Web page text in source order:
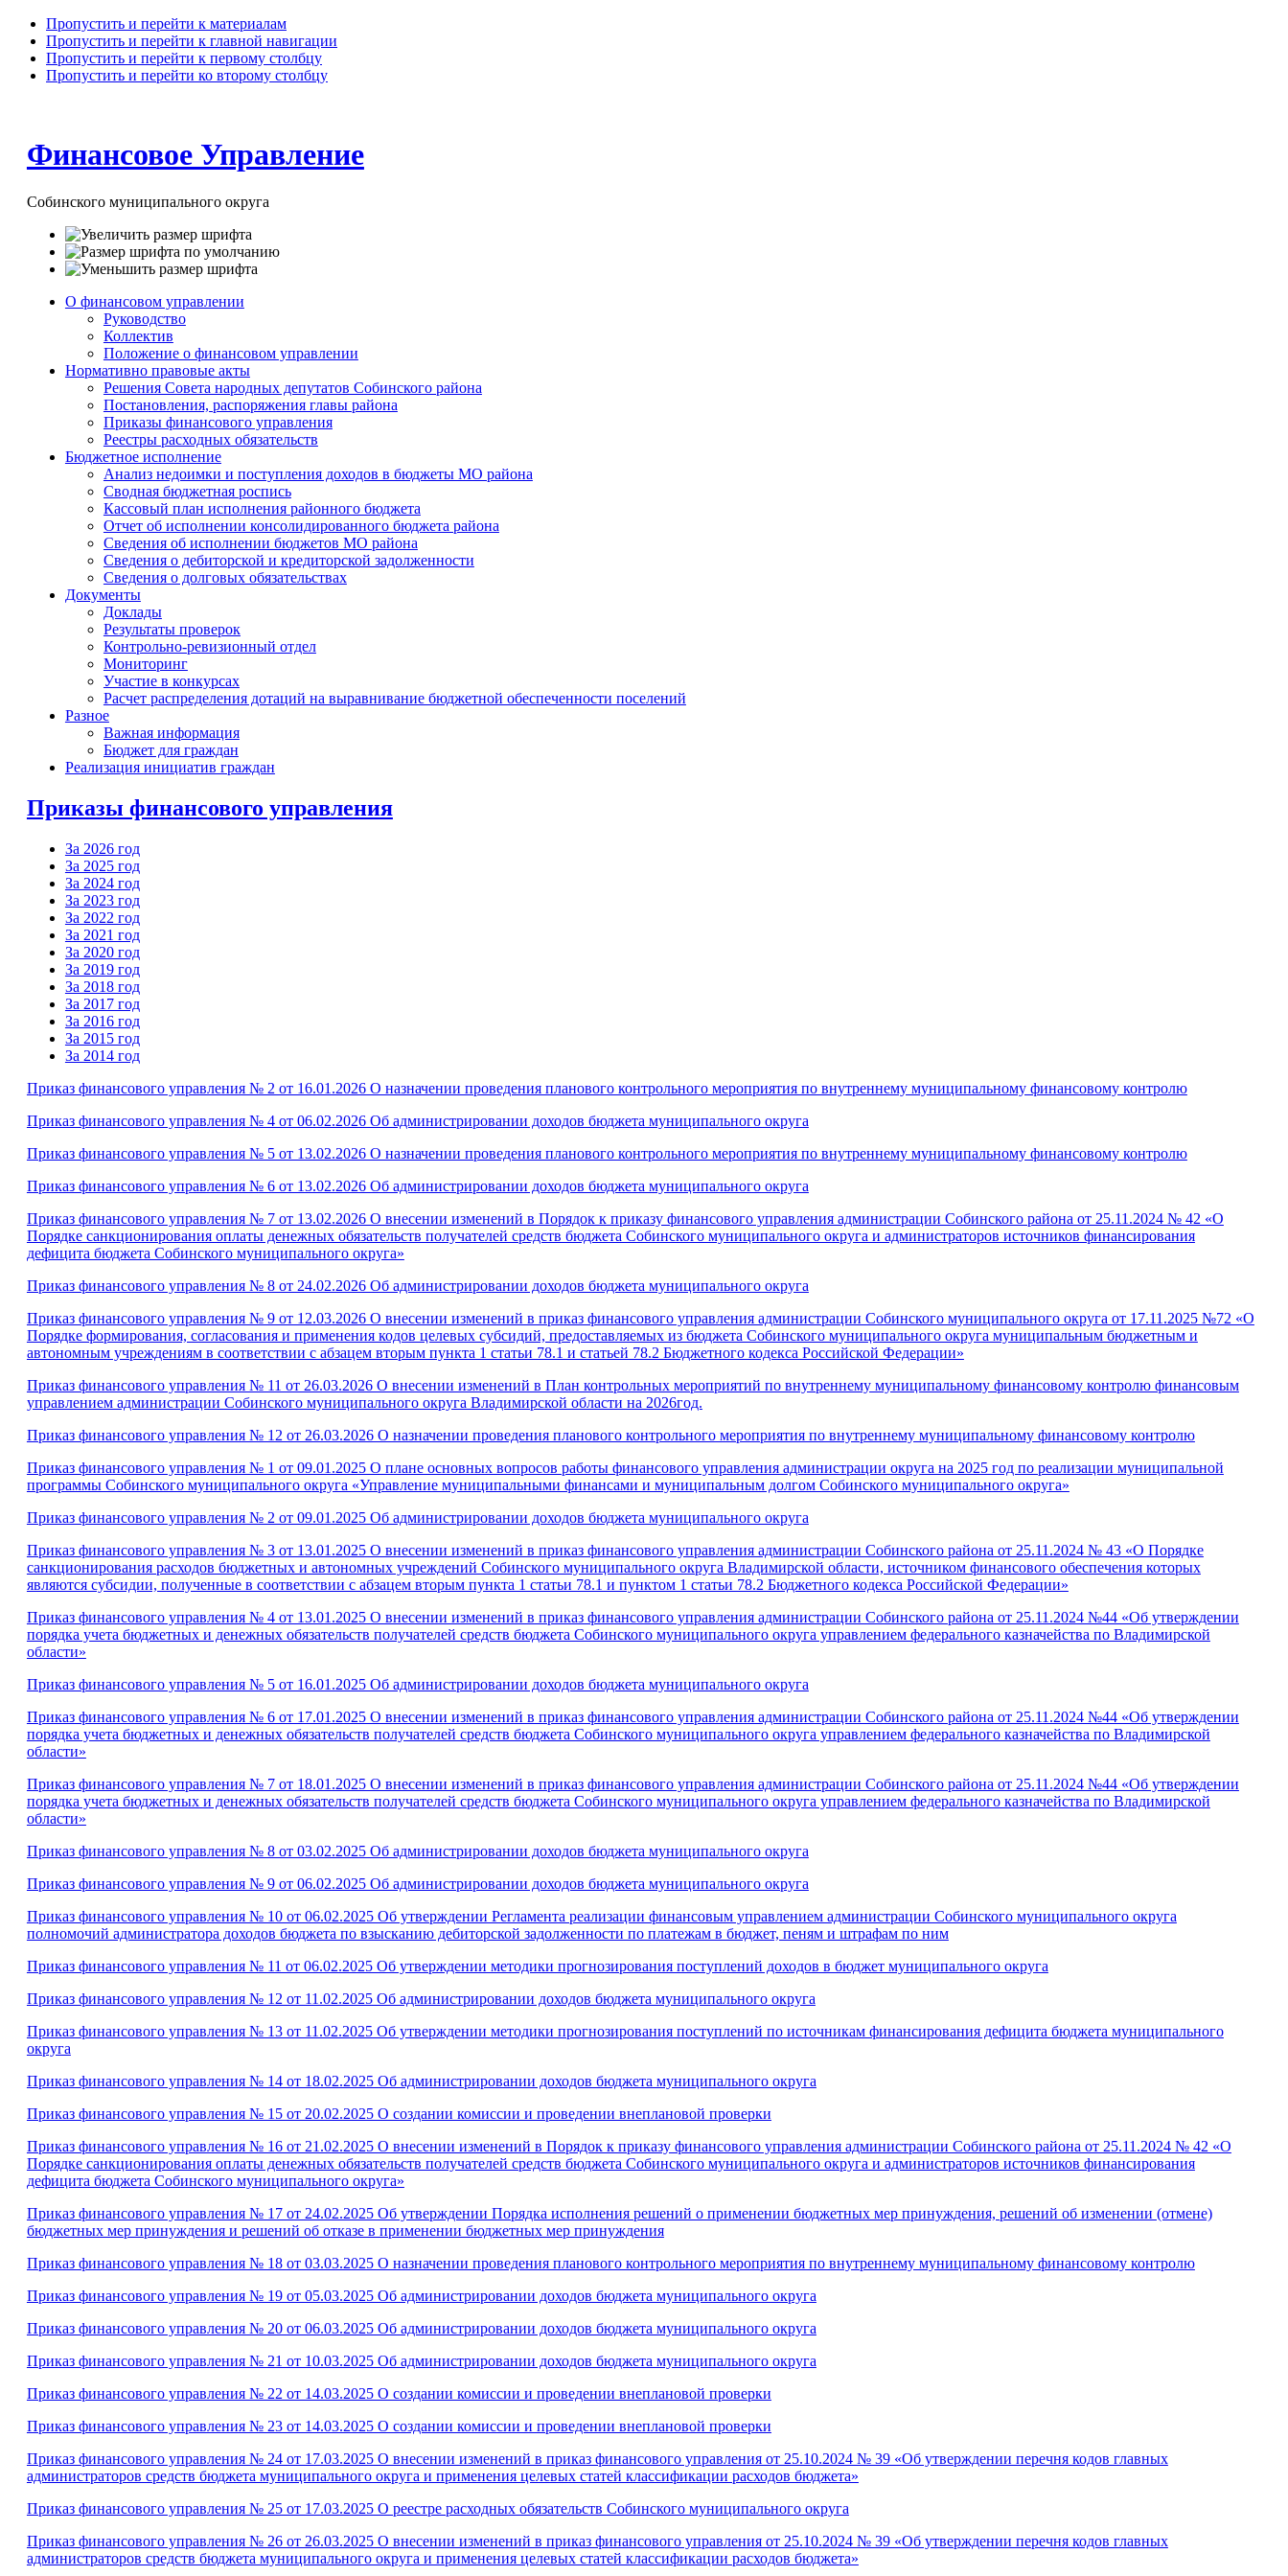
Пропустить и перейти к материалам
Пропустить и перейти к главной навигации
Пропустить и перейти к первому столбцу
Пропустить и перейти ко второму столбцу
Финансовое Управление
Собинского муниципального округа
О финансовом управлении
Руководство
Коллектив
Положение о финансовом управлении
Нормативно правовые акты
Решения Совета народных депутатов Собинского района
Постановления, распоряжения главы района
Приказы финансового управления
Реестры расходных обязательств
Бюджетное исполнение
Анализ недоимки и поступления доходов в бюджеты МО района
Сводная бюджетная роспись
Кассовый план исполнения районного бюджета
Отчет об исполнении консолидированного бюджета района
Сведения об исполнении бюджетов МО района
Сведения о дебиторской и кредиторской задолженности
Сведения о долговых обязательствах
Документы
Доклады
Результаты проверок
Контрольно-ревизионный отдел
Мониторинг
Участие в конкурсах
Расчет распределения дотаций на выравнивание бюджетной обеспеченности поселений
Разное
Важная информация
Бюджет для граждан
Реализация инициатив граждан
Приказы финансового управления
За 2026 год
За 2025 год
За 2024 год
За 2023 год
За 2022 год
За 2021 год
За 2020 год
За 2019 год
За 2018 год
За 2017 год
За 2016 год
За 2015 год
За 2014 год
Приказ финансового управления № 2 от 16.01.2026 О назначении проведения планового контрольного мероприятия по внутреннему муниципальному финансовому контролю
Приказ финансового управления № 4 от 06.02.2026 Об администрировании доходов бюджета муниципального округа
Приказ финансового управления № 5 от 13.02.2026 О назначении проведения планового контрольного мероприятия по внутреннему муниципальному финансовому контролю
Приказ финансового управления № 6 от 13.02.2026 Об администрировании доходов бюджета муниципального округа
Приказ финансового управления № 7 от 13.02.2026 О внесении изменений в Порядок к приказу финансового управления администрации Собинского района от 25.11.2024 № 42 «О
Порядке санкционирования оплаты денежных обязательств получателей средств бюджета Собинского муниципального округа и администраторов источников финансирования
дефицита бюджета Собинского муниципального округа»
Приказ финансового управления № 8 от 24.02.2026 Об администрировании доходов бюджета муниципального округа
Приказ финансового управления № 9 от 12.03.2026 О внесении изменений в приказ финансового управления администрации Собинского муниципального округа от 17.11.2025 №72 «О
Порядке формирования, согласования и применения кодов целевых субсидий, предоставляемых из бюджета Собинского муниципального округа муниципальным бюджетным и
автономным учреждениям в соответствии с абзацем вторым пункта 1 статьи 78.1 и статьей 78.2 Бюджетного кодекса Российской Федерации»
Приказ финансового управления № 11 от 26.03.2026 О внесении изменений в План контрольных мероприятий по внутреннему муниципальному финансовому контролю финансовым
управлением администрации Собинского муниципального округа Владимирской области на 2026год.
Приказ финансового управления № 12 от 26.03.2026 О назначении проведения планового контрольного мероприятия по внутреннему муниципальному финансовому контролю
Приказ финансового управления № 1 от 09.01.2025 О плане основных вопросов работы финансового управления администрации округа на 2025 год по реализации муниципальной
программы Собинского муниципального округа «Управление муниципальными финансами и муниципальным долгом Собинского муниципального округа»
Приказ финансового управления № 2 от 09.01.2025 Об администрировании доходов бюджета муниципального округа
Приказ финансового управления № 3 от 13.01.2025 О внесении изменений в приказ финансового управления администрации Собинского района от 25.11.2024 № 43 «О Порядке
санкционирования расходов бюджетных и автономных учреждений Собинского муниципального округа Владимирской области, источником финансового обеспечения которых
являются субсидии, полученные в соответствии с абзацем вторым пункта 1 статьи 78.1 и пунктом 1 статьи 78.2 Бюджетного кодекса Российской Федерации»
Приказ финансового управления № 4 от 13.01.2025 О внесении изменений в приказ финансового управления администрации Собинского района от 25.11.2024 №44 «Об утверждении
порядка учета бюджетных и денежных обязательств получателей средств бюджета Собинского муниципального округа управлением федерального казначейства по Владимирской
области»
Приказ финансового управления № 5 от 16.01.2025 Об администрировании доходов бюджета муниципального округа
Приказ финансового управления № 6 от 17.01.2025 О внесении изменений в приказ финансового управления администрации Собинского района от 25.11.2024 №44 «Об утверждении
порядка учета бюджетных и денежных обязательств получателей средств бюджета Собинского муниципального округа управлением федерального казначейства по Владимирской
области»
Приказ финансового управления № 7 от 18.01.2025 О внесении изменений в приказ финансового управления администрации Собинского района от 25.11.2024 №44 «Об утверждении
порядка учета бюджетных и денежных обязательств получателей средств бюджета Собинского муниципального округа управлением федерального казначейства по Владимирской
области»
Приказ финансового управления № 8 от 03.02.2025 Об администрировании доходов бюджета муниципального округа
Приказ финансового управления № 9 от 06.02.2025 Об администрировании доходов бюджета муниципального округа
Приказ финансового управления № 10 от 06.02.2025 Об утверждении Регламента реализации финансовым управлением администрации Собинского муниципального округа
полномочий администратора доходов бюджета по взысканию дебиторской задолженности по платежам в бюджет, пеням и штрафам по ним
Приказ финансового управления № 11 от 06.02.2025 Об утверждении методики прогнозирования поступлений доходов в бюджет муниципального округа
Приказ финансового управления № 12 от 11.02.2025 Об администрировании доходов бюджета муниципального округа
Приказ финансового управления № 13 от 11.02.2025 Об утверждении методики прогнозирования поступлений по источникам финансирования дефицита бюджета муниципального
округа
Приказ финансового управления № 14 от 18.02.2025 Об администрировании доходов бюджета муниципального округа
Приказ финансового управления № 15 от 20.02.2025 О создании комиссии и проведении внеплановой проверки
Приказ финансового управления № 16 от 21.02.2025 О внесении изменений в Порядок к приказу финансового управления администрации Собинского района от 25.11.2024 № 42 «О
Порядке санкционирования оплаты денежных обязательств получателей средств бюджета Собинского муниципального округа и администраторов источников финансирования
дефицита бюджета Собинского муниципального округа»
Приказ финансового управления № 17 от 24.02.2025 Об утверждении Порядка исполнения решений о применении бюджетных мер принуждения, решений об изменении (отмене)
бюджетных мер принуждения и решений об отказе в применении бюджетных мер принуждения
Приказ финансового управления № 18 от 03.03.2025 О назначении проведения планового контрольного мероприятия по внутреннему муниципальному финансовому контролю
Приказ финансового управления № 19 от 05.03.2025 Об администрировании доходов бюджета муниципального округа
Приказ финансового управления № 20 от 06.03.2025 Об администрировании доходов бюджета муниципального округа
Приказ финансового управления № 21 от 10.03.2025 Об администрировании доходов бюджета муниципального округа
Приказ финансового управления № 22 от 14.03.2025 О создании комиссии и проведении внеплановой проверки
Приказ финансового управления № 23 от 14.03.2025 О создании комиссии и проведении внеплановой проверки
Приказ финансового управления № 24 от 17.03.2025 О внесении изменений в приказ финансового управления от 25.10.2024 № 39 «Об утверждении перечня кодов главных
администраторов средств бюджета муниципального округа и применения целевых статей классификации расходов бюджета»
Приказ финансового управления № 25 от 17.03.2025 О реестре расходных обязательств Собинского муниципального округа
Приказ финансового управления № 26 от 26.03.2025 О внесении изменений в приказ финансового управления от 25.10.2024 № 39 «Об утверждении перечня кодов главных
администраторов средств бюджета муниципального округа и применения целевых статей классификации расходов бюджета»